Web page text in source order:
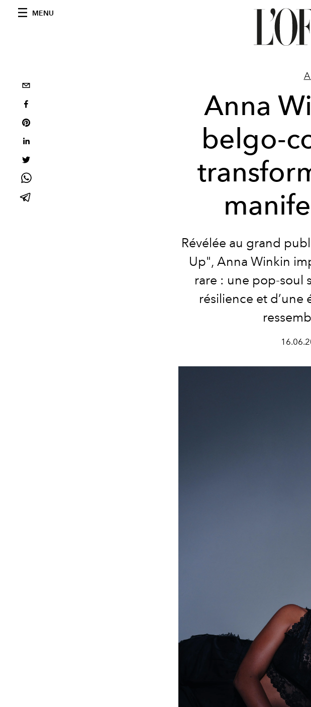
MENU
Anna
belgo-
Révélée au grand
Up", Anna Winkin
rare : une pop-soul
résilience et